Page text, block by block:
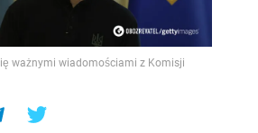
ważnymi wiadomościami z Komisji